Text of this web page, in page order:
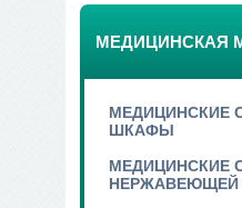
МЕДИЦИНСКАЯ
МЕДИЦИНСКИЕ
ШКАФЫ
МЕДИЦИНСКИЕ
НЕРЖАВЕЮЩЕЙ